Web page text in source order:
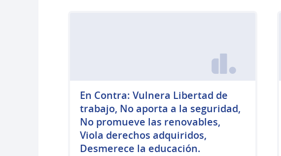
En Contra: Vulnera Libertad de
trabajo, No aporta a la seguridad,
No promueve las renovables,
Viola derechos adquiridos,
Desmerece la educación.